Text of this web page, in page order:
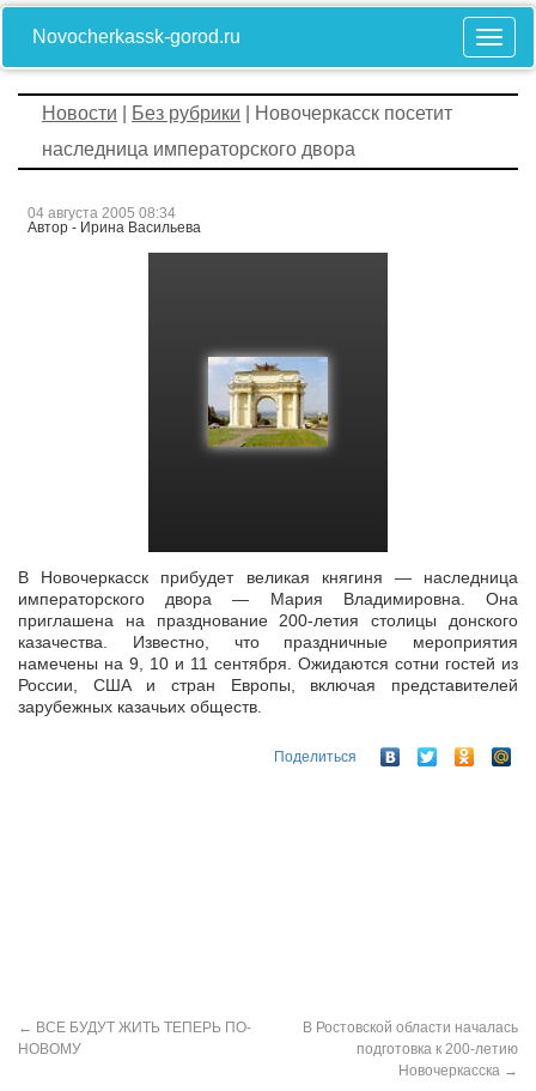
Novocherkassk-gorod.ru
Новости Без рубрики | Новочеркасск посетит
наследница императорского двора
04 августа 2005 08:34
Автор - Ирина Васильева
В Новочеркасск прибудет великая княгиня — наследница
императорского двора — Мария Владимировна. Она
приглашена на празднование 200-летия столицы донского
казачества. Известно, что праздничные мероприятия
намечены на 9, 10 и 11 сентября. Ожидаются сотни гостей из
России, США и стран Европы, включая представителей
зарубежных казачьих обществ.
Поделиться
← ВСЕ БУДУТ ЖИТЬ ТЕПЕРЬ ПО-
НОВОМУ
В Ростовской области началась
подготовка к 200-летию
Новочеркасска →